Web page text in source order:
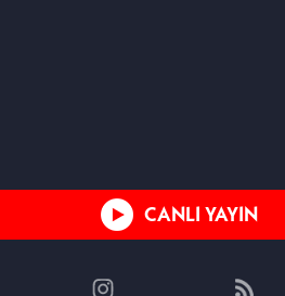
CANLI YAYIN